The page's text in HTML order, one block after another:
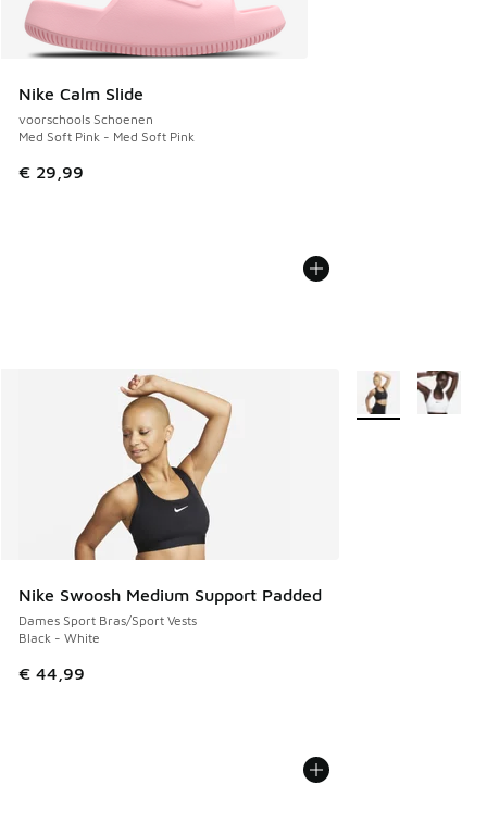
Nike Calm Slide
voorschools Schoenen
Med Soft Pink - Med Soft Pink
€ 29,99
Nike Swoosh Medium Support Padded
Dames Sport Bras/Sport Vests
Black - White
€ 44,99
Meer kleuren